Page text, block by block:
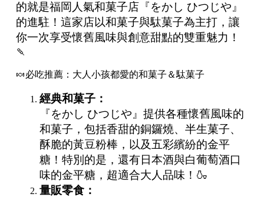
的就是福岡人氣和菓子店『をかし ひつじや』
的進駐！這家店以和菓子與駄菓子為主打，讓
你一次享受懷舊風味與創意甜點的雙重魅力！
🍡
🍬必吃推薦：大人小孩都愛的和菓子＆駄菓子
經典和菓子：
『をかし ひつじや』提供各種懷舊風味的
和菓子，包括香甜的銅鑼燒、半生菓子、
酥脆的黃豆粉棒，以及五彩繽紛的金平
糖！特別的是，還有日本酒與白葡萄酒口
味的金平糖，超適合大人品味！🍶
量販零食：